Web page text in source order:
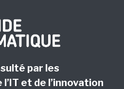
par les
et de l’innovation